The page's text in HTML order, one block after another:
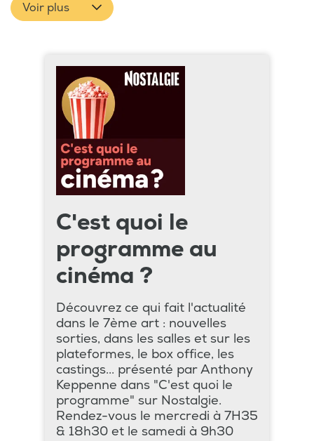
Voir plus
C'est quoi le
programme au
cinéma ?
Découvrez ce qui fait l'actualité
dans le 7ème art : nouvelles
sorties, dans les salles et sur les
plateformes, le box office, les
castings... présenté par Anthony
Keppenne dans "C'est quoi le
programme" sur Nostalgie.
Rendez-vous le mercredi à 7H35
& 18h30 et le samedi à 9h30